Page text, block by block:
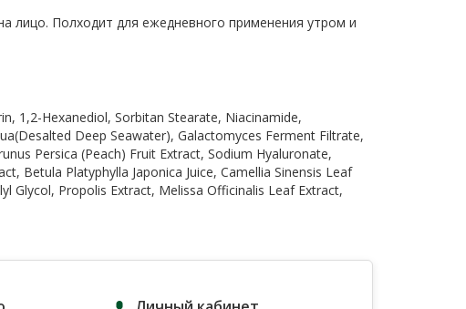
лицо. Полходит для ежедневного применения утром и
1,2-Hexanediol, Sorbitan Stearate, Niacinamide,
Deep Seawater), Galactomyces Ferment Filtrate,
Persica (Peach) Fruit Extract, Sodium Hyaluronate,
Betula Platyphylla Japonica Juice, Camellia Sinensis Leaf
Glycol, Propolis Extract, Melissa Officinalis Leaf Extract,